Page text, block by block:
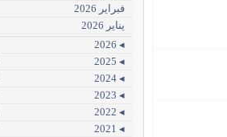
فبراير 2026
يناير 2026
◂ 2026
◂ 2025
◂ 2024
◂ 2023
◂ 2022
◂ 2021